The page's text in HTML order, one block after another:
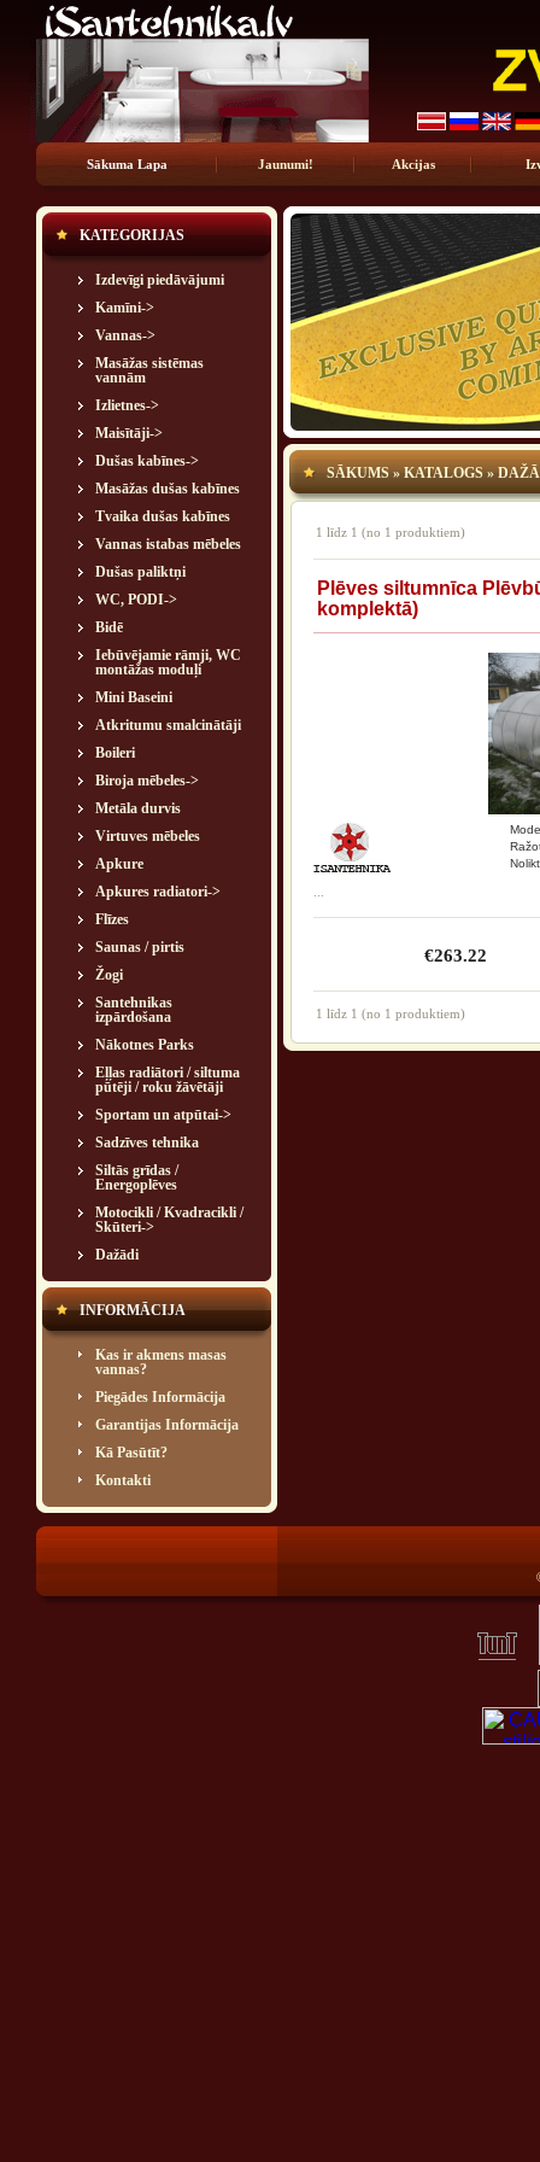
Sākuma Lapa Jaunumi! Akcijas
KATEGORIJAS
Izdevīgi piedāvājumi
Kamīni->
Vannas->
Masāžas sistēmas
vannām
Izlietnes->
Maisītāji->
Dušas kabīnes->
Masāžas dušas kabīnes
Tvaika dušas kabīnes
Vannas istabas mēbeles
Dušas paliktņi
WC, PODI->
Bidē
Iebūvējamie rāmji, WC
montāžas moduļi
Mini Baseini
Atkritumu smalcinātāji
Boileri
Biroja mēbeles->
Metāla durvis
Virtuves mēbeles
Apkure
Apkures radiatori->
Flīzes
Saunas / pirtis
Žogi
Santehnikas
izpārdošana
Nākotnes Parks
Eļļas radiātori / siltuma
pūtēji / roku žāvētāji
Sportam un atpūtai->
Sadzīves tehnika
Siltās grīdas /
Energoplēves
Motocikli / Kvadracikli /
Skūteri->
Dažādi
INFORMĀCIJA
Kas ir akmens masas
vannas?
Piegādes Informācija
Garantijas Informācija
Kā Pasūtīt?
Kontakti
SĀKUMS»KATALOGS»
1 līdz 1 (no 1 produktiem)
Plēves siltumnīca
komplektā)
€263.22
1 līdz 1 (no 1 produktiem)